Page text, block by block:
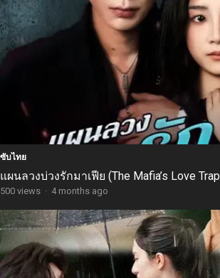
ซับไทย
แผนลวงบ่วงรักมาเฟีย (The Mafia’s Love Trap
500 views · 4 months ago